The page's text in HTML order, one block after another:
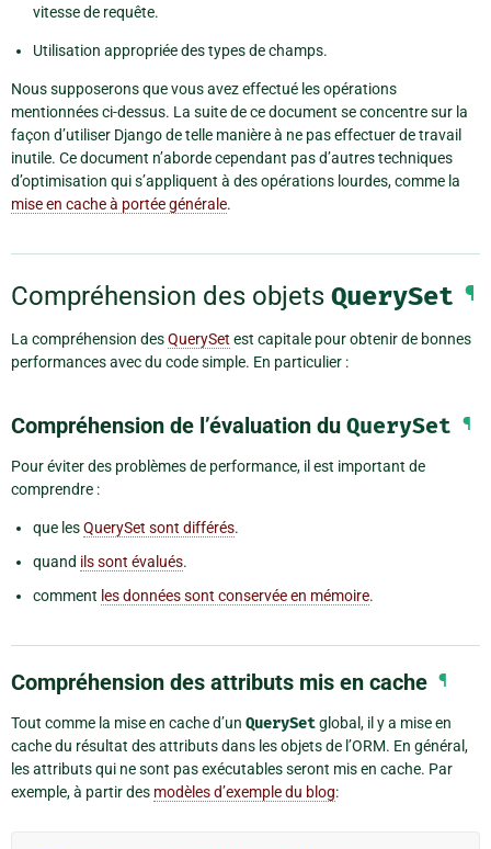
vitesse de requête.
Utilisation appropriée des types de champs.
Nous supposerons que vous avez effectué les opérations
mentionnées ci-dessus. La suite de ce document se concentre sur la
façon d’utiliser Django de telle manière à ne pas effectuer de travail
inutile. Ce document n’aborde cependant pas d’autres techniques
d’optimisation qui s’appliquent à des opérations lourdes, comme la
mise en cache à portée générale.
Compréhension des objets QuerySet ¶
La compréhension desQuerySet est capitale pour obtenir de bonnes
performances avec du code simple. En particulier :
Compréhension de l’évaluation du QuerySet ¶
Pour éviter des problèmes de performance, il est important de
comprendre :
que lesQuerySet sont différés.
quand ils sont évalués.
comment les données sont conservée en mémoire.
Compréhension des attributs mis en cache ¶
Tout comme la mise en cache d’un QuerySetglobal, il y a mise en
cache du résultat des attributs dans les objets de l’ORM. En général,
les attributs qui ne sont pas exécutables seront mis en cache. Par
exemple, à partir des modèles d’exemple du blog: